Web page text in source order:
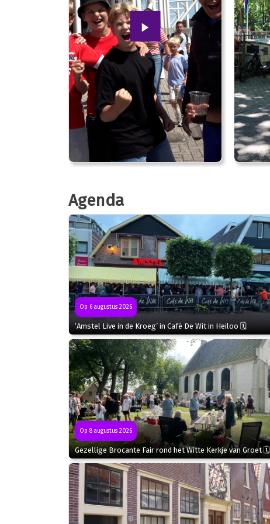
Agenda
Op 6 augustus 2026
‘Amstel Live in de Kroeg’ in Café De Wit in Heiloo 🗓
Op 8 augustus 2026
Gezellige Brocante Fair rond het Witte Kerkje van Groet 🗓